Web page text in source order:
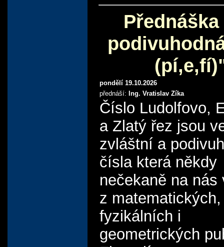
pondělí 19.10.2026
přednáší: Ing. Vratislav Zíka
Číslo Ludolfovo,
a Zlatý řez jsou
zvláštní a
čísla která někdy
nečekaně na nás
z matematických,
fyzikálních i
geometrických